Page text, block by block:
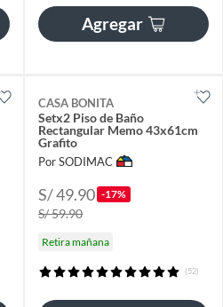
Agregar
CASA BONITA
Setx2 Piso de Baño
Rectangular Memo 43x61cm
Grafito
Por SODIMAC
S/ 49.90 -17%
S/ 59.90
Retira mañana
(52)